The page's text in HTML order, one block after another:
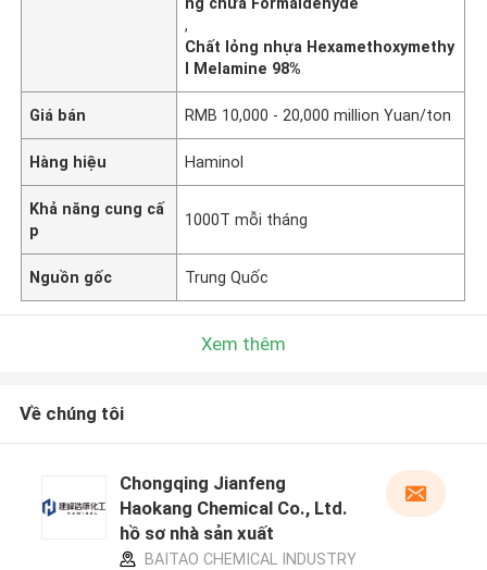
,
Chất lỏng nhựa Hexamethoxymethy
l Melamine 98%
Giá bán RMB 10,000 - 20,000 million Yuan/ton
Hàng hiệu Haminol
Khả năng cung cấ
p
1000T mỗi tháng
Nguồn gốc Trung Quốc
Xem thêm
Về chúng tôi
Chongqing Jianfeng
Haokang Chemical Co., Ltd.
hồ sơ nhà sản xuất
BAITAO CHEMICAL INDUSTRY